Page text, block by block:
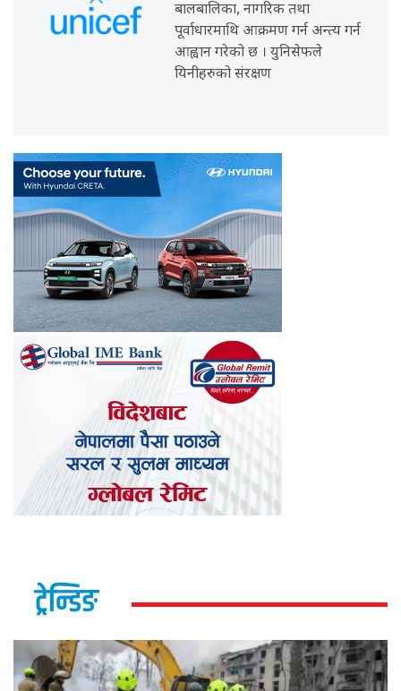
बालबालिका, नागरिक तथा
पूर्वाधारमाथि आक्रमण गर्न अन्त्य गर्न
आह्वान गरेको छ । युनिसेफले
यिनीहरुको संरक्षण
ट्रेन्डिङ